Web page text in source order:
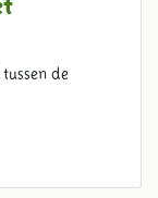
de